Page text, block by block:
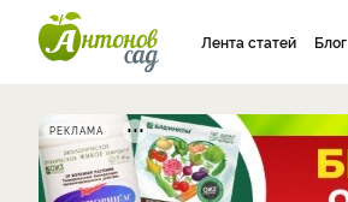
Лента статей Блог
РЕКЛАМА